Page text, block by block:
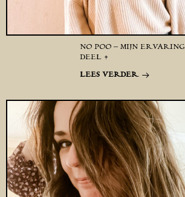
NO POO – MIJN ERVARING
DEEL 4
LEES VERDER